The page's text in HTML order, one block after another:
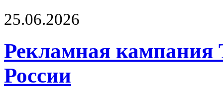
25.06.2026
Рекламная кампания
России